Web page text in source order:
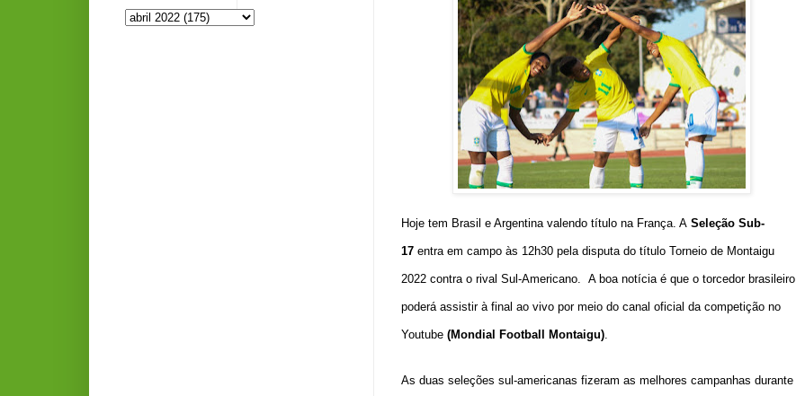
Hoje tem Brasil e Argentina valendo título na França. A Seleção Sub-
17 entra em campo às 12h30 pela disputa do título Torneio de Montaigu
2022 contra o rival Sul-Americano. A boa notícia é que o torcedor brasileiro
poderá assistir à final ao vivo por meio do canal oficial da competição no
Youtube (Mondial Football Montaigu)
As duas seleções sul-americanas fizeram as melhores campanhas durante